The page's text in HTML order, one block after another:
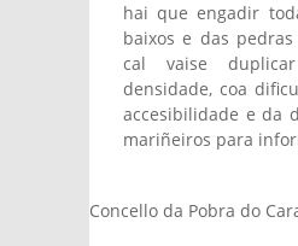
hai que engadir
baixos e das
cal vaise
densidade, coa
accesibilidade e da
mariñeiros para
Concello da Pobra do